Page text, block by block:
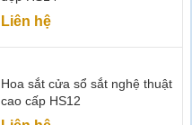
Liên hệ
Hoa sắt cửa sổ sắt nghệ thuật
cao cấp HS12